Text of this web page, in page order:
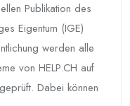
Publikation des
Eigentum (IGE)
werden alle
von HELP.CH auf
Dabei können